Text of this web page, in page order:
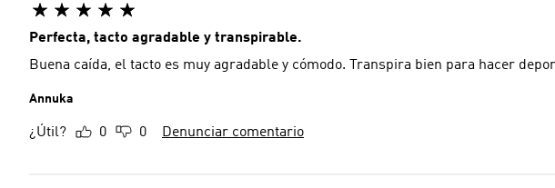
Perfecta, tacto agradable y transpirable.
Buena caída, el tacto es muy agradable y cómodo. Transpira bien para hacer
Annuka
¿Útil? 0 0 Denunciar comentario